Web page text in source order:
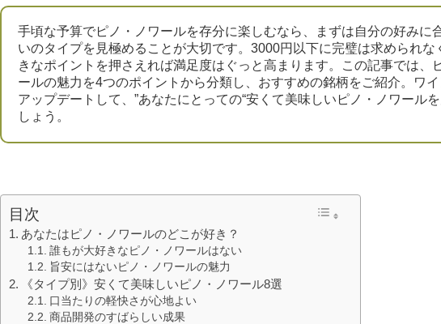
手頃な予算でピノ・ノワールを存分に楽しむなら、まずは自分の好みに
いのタイプを見極めることが大切です。3000円以下に完璧は求められな
きなポイントを押さえれば満足度はぐっと高まります。この記事では、
ールの魅力を4つのポイントから分類し、おすすめの銘柄をご紹介。ワ
アップデートして、”あなたにとっての“安くて美味しいピノ・ノワール
しょう。
目次
あなたはピノ・ノワールのどこが好き？
誰もが大好きなピノ・ノワールはない
旨安にはないピノ・ノワールの魅力
《タイプ別》安くて美味しいピノ・ノワール8選
口当たりの軽快さが心地よい
商品開発のすばらしい成果